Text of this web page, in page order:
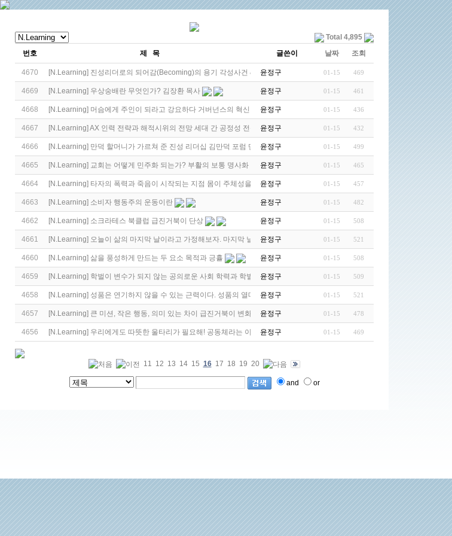
Total 4,895
번호
제 목 글쓴이 날짜 조회
4670 [N.Learning] 진성리더로의 되어감(Becoming)의 용기 각성사건 & 고난사건
윤정구 01-15 469
4669 [N.Learning] 우상숭배란 무엇인가? 김장환 목사 윤정구 01-15 461
4668 [N.Learning] 머슴에게 주인이 되라고 강요하다 거버넌스의 혁신 윤정구 01-15 436
4667 [N.Learning] AX 인력 전략과 해적시위의 전망 세대 간 공정성 전쟁 윤정구 01-15 432
4666 [N.Learning] 만덕 할머니가 가르쳐 준 진성 리더십 김만덕 포럼 단상윤정구 01-15 499
4665 [N.Learning] 교회는 어떻게 민주화 되는가? 부활의 보통 명사화 윤정구 01-15 465
4664 [N.Learning] 타자의 폭력과 죽음이 시작되는 지점 몸이 주체성을 상실했다
윤정구 01-15 457
4663 [N.Learning] 소비자 행동주의 운동이란 윤정구 01-15 482
4662 [N.Learning] 소크라테스 북클럽 급진거북이 단상 윤정구 01-15 508
4661 [N.Learning] 오늘이 삶의 마지막 날이라고 가정해보자. 마지막 날을 대하는 …
윤정구 01-15 521
4660 [N.Learning] 삶을 풍성하게 만드는 두 요소 목적과 긍휼 윤정구 01-15 508
4659 [N.Learning] 학벌이 변수가 되지 않는 공의로운 사회 학력과 학벌, 무엇이 다…
윤정구 01-15 509
4658 [N.Learning] 성품은 연기하지 않을 수 있는 근력이다. 성품의 열매가 자라는 …
윤정구 01-15 521
4657 [N.Learning] 큰 미션, 작은 행동, 의미 있는 차이 급진거북이 변화전략윤정구 01-15 478
4656 [N.Learning] 우리에게도 따뜻한 울타리가 필요해! 공동체라는 이름의 집단 면…
윤정구 01-15 469
11 12 13 14 15 16 17 18 19 20
and or